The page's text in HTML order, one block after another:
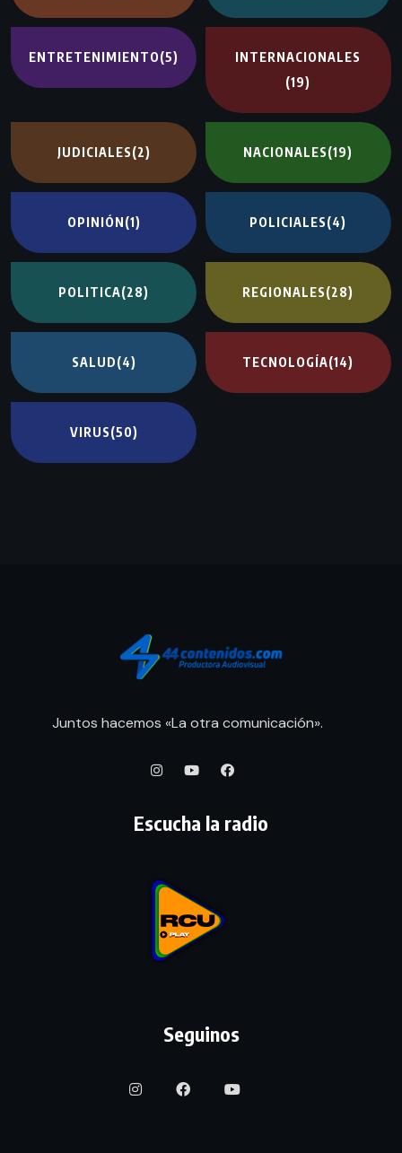
ENTRETENIMIENTO(5)
INTERNACIONALES
(19)
JUDICIALES(2) NACIONALES(19)
OPINIÓN(1) POLICIALES(4)
POLITICA(28) REGIONALES(28)
SALUD(4) TECNOLOGÍA(14)
VIRUS(50)
Juntos hacemos «La otra comunicación».
Escucha la radio
Seguinos